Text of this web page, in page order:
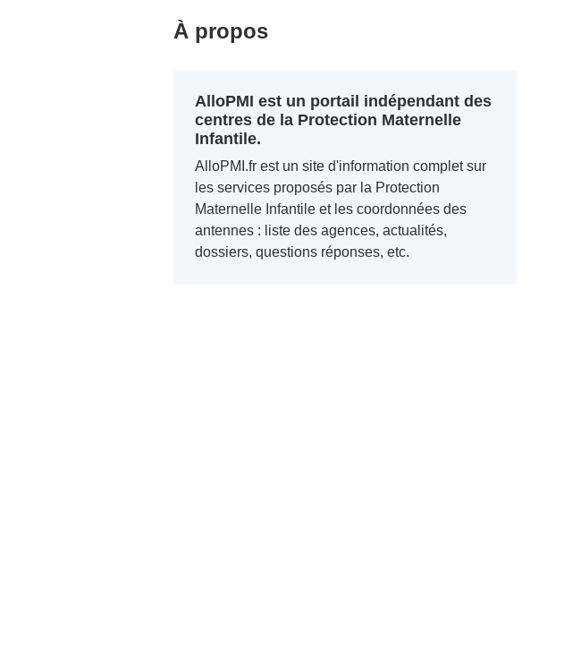
À propos
AlloPMI est un portail indépendant des
centres de la Protection Maternelle
Infantile.
AlloPMI.fr est un site d'information complet sur
les services proposés par la Protection
Maternelle Infantile et les coordonnées des
antennes : liste des agences, actualités,
dossiers, questions réponses, etc.